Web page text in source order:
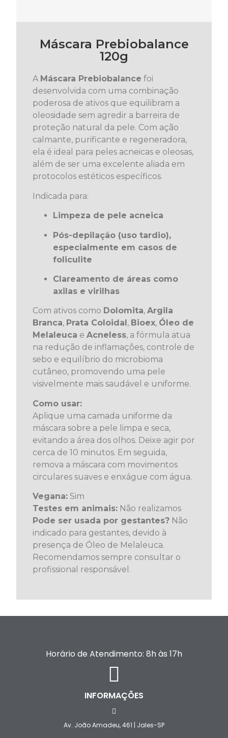
Máscara Prebiobalance
120g
A Máscara Prebiobalance foi
desenvolvida com uma combinação
poderosa de ativos que equilibram a
oleosidade sem agredir a barreira de
proteção natural da pele. Com ação
calmante, purificante e regeneradora,
ela é ideal para peles acneicas e oleosas,
além de ser uma excelente aliada em
protocolos estéticos específicos.
Indicada para:
Limpeza de pele acneica
Pós-depilação (uso tardio),
especialmente em casos de
foliculite
Clareamento de áreas como
axilas e virilhas
Com ativos como Dolomita, Argila
Branca, Prata Coloidal , Bioex, Óleo de
Melaleuca e Acneless, a fórmula atua
na redução de inflamações, controle de
sebo e equilíbrio do microbioma
cutâneo, promovendo uma pele
visivelmente mais saudável e uniforme.
Como usar:
Aplique uma camada uniforme da
máscara sobre a pele limpa e seca,
evitando a área dos olhos. Deixe agir por
cerca de 10 minutos. Em seguida,
remova a máscara com movimentos
circulares suaves e enxágue com água.
Vegana: Sim
Testes em animais: Não realizamos
Pode ser usada por gestantes? Não
indicado para gestantes, devido à
presença de Óleo de Melaleuca.
Recomendamos sempre consultar o
profissional responsável.
Horário de Atendimento: 8h às 17h
INFORMAÇÕES
Av. João Amadeu, 461 | Jales-SP